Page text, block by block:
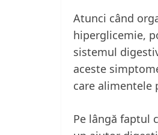
Atunci când
hiperglicemie,
sistemul
aceste
care alimentele
Pe lângă faptul